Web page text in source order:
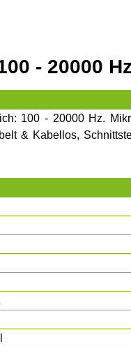
- 20000
100 - 20000 Hz.
& Kabellos,